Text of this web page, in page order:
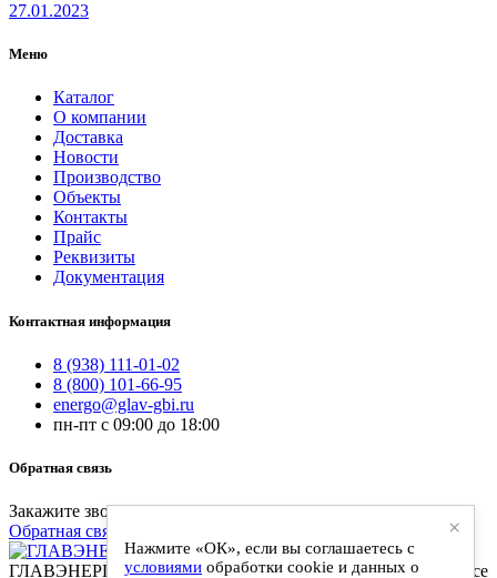
27.01.2023
Меню
Каталог
О компании
Доставка
Новости
Производство
Объекты
Контакты
Прайс
Реквизиты
Документация
Контактная информация
8 (938) 111-01-02
8 (800) 101-66-95
energo@glav-gbi.ru
пн-пт с 09:00 до 18:00
Обратная связь
Закажите звонок и наш специалист свяжется с вами
Обратная связь
ГЛАВЭНЕРГО-ЖБИ - поставки железобетонных изделий. Все
×
Нажмите «ОК», если вы соглашаетесь с
условиями обработки cookie и данных о